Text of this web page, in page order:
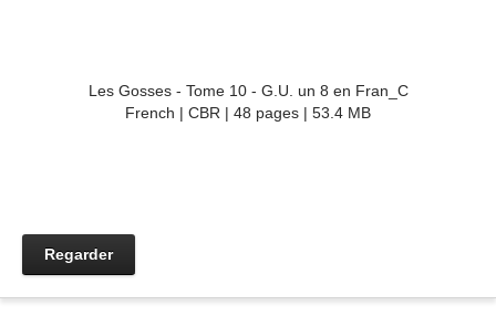
Les Gosses - Tome 10 - G.U. un 8 en Fran_C
French | CBR | 48 pages | 53.4 MB
Regarder